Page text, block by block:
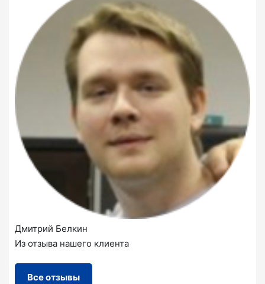
Дмитрий Белкин
Из отзыва нашего клиента
Все отзывы